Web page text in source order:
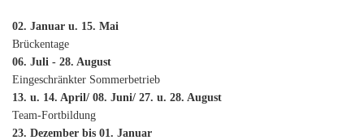
02. Januar u. 15. Mai
Brückentage
06. Juli - 28. August
Eingeschränkter Sommerbetrieb
13. u. 14. April/ 08. Juni/ 27. u. 28. August
Team-Fortbildung
23. Dezember bis 01. Januar